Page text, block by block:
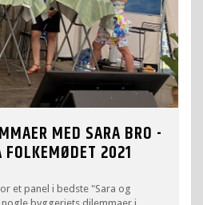
MED SARA BRO -
FOLKEMØDET 2021
et panel i bedste "Sara og